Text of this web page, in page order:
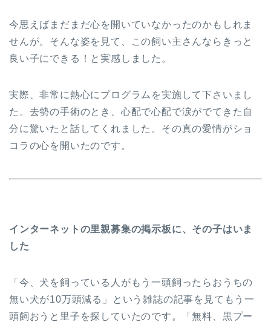
今思えばまだまだ心を開いていなかったのかもしれま
せんが。そんな姿を見て、この飼い主さんならきっと
良い子にできる！と実感しました。
実際、非常に熱心にプログラムを実施して下さいまし
た。去勢の手術のとき、心配で心配で涙がでてきた自
分に驚いたと話してくれました。その真の愛情がショ
コラの心を開いたのです。
インターネットの里親募集の掲示板に、その子はいま
した
「今、犬を飼っている人がもう一頭飼ったらおうちの
無い犬が10万頭減る」という雑誌の記事を見てもう一
頭飼おうと里子を探していたのです。「無料、黒プー